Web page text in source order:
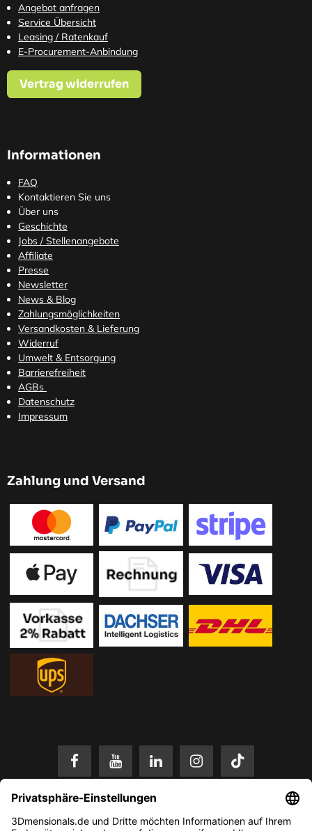
Angebot anfragen
Service Übersicht
Leasing / Ratenkauf
E-Procurement-Anbindung
Vertrag widerrufen
Informationen
FAQ
Kontaktieren Sie uns
Über uns
Geschichte
Jobs / Stellenangebote
Affiliate
Presse
Newsletter
News & Blog
Zahlungsmöglichkeiten
Versandkosten & Lieferung
Widerruf
Umwelt & Entsorgung
Barrierefreiheit
AGBs
Datenschutz
Impressum
Zahlung und Versand
* Alle Preise in EUR inkl. gesetzl. Mehrwertsteuer zzgl. Versandkosten.
Änderungen und Irrtümer vorbehalten. Nur solange der Vorrat reicht.